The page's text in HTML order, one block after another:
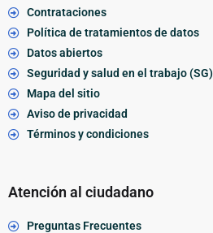
Contrataciones
Política de tratamientos de datos
Datos abiertos
Seguridad y salud en el trabajo (SG)
Mapa del sitio
Aviso de privacidad
Términos y condiciones
Atención al ciudadano
Preguntas Frecuentes